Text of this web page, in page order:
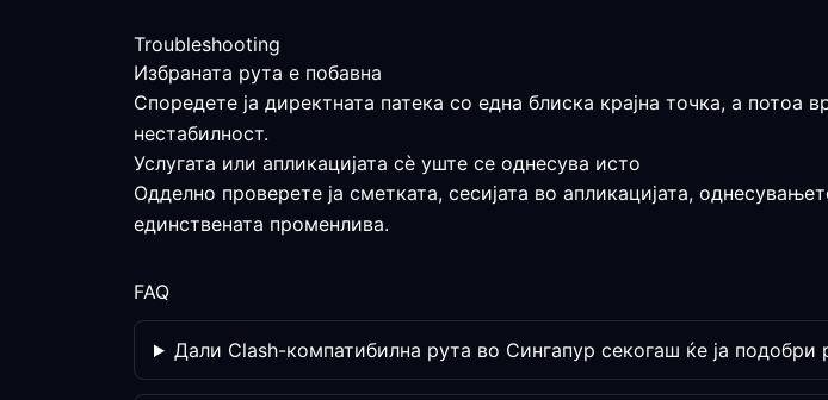
Troubleshooting
Избраната рута е побавна
Споредете ја директната патека со една блиска крајна точка, а потоа
нестабилност.
Услугата или апликацијата сè уште се однесува исто
Одделно проверете ја сметката, сесијата во апликацијата,
единствената променлива.
FAQ
Дали Clash-компатибилна рута во Сингапур секогаш ќе ја подобри